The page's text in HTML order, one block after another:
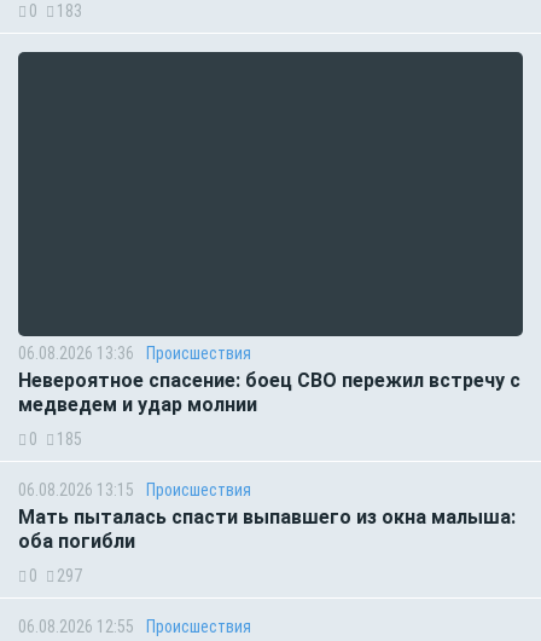
0 183
06.08.2026 13:36 Происшествия
Невероятное спасение: боец СВО пережил встречу с
медведем и удар молнии
0 185
06.08.2026 13:15 Происшествия
Мать пыталась спасти выпавшего из окна малыша:
оба погибли
0 297
06.08.2026 12:55 Происшествия